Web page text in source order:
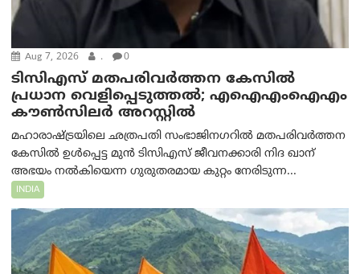
Aug 7, 2026 . 0
ടിസിഎസ് മതപരിവർത്തന കേസിൽ
പ്രധാന വെളിപ്പെടുത്തൽ; എഐഎംഐഎം
കൗൺസിലർ അറസ്റ്റിൽ
മഹാരാഷ്ട്രയിലെ ഛത്രപതി സംഭാജിനഗറിൽ മതപരിവർത്തന
കേസിൽ ഉൾപ്പെട്ട മുൻ ടിസിഎസ് ജീവനക്കാരി നിദ ഖാന്
അഭയം നൽകിയെന്ന ഗുരുതരമായ കുറ്റം നേരിടുന്ന...
INDIA